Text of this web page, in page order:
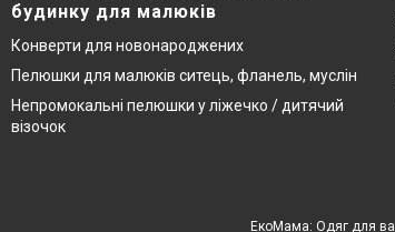
будинку для малюків
Конверти для новонароджених
Пелюшки для малюків ситець, фланель, муслін
Непромокальні пелюшки у ліжечко / дитячий
візочок